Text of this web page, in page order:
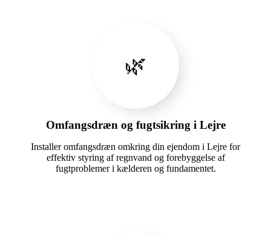
🌿
Omfangsdræn og fugtsikring i Lejre
Installer omfangsdræn omkring din ejendom i Lejre for
effektiv styring af regnvand og forebyggelse af
fugtproblemer i kælderen og fundamentet.